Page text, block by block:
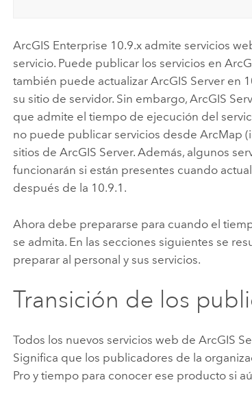
ArcGIS Enterprise 10.9.x admite servicios
servicio. Puede publicar los servicios en
también puede actualizarArcGIS Server en
su sitio de servidor. Sin embargo,ArcGIS
que admite el tiempo de ejecución del
no puede publicar servicios desdeArcMap
sitios deArcGIS Server. Además, algunos
funcionarán si están presentes cuando
después de la 10.9.1.
Ahora debe prepararse para cuando el
se admita. En las secciones siguientes se
preparar al personal y sus servicios.
Transición de los
Todos los nuevos servicios web deArcGIS
Significa que los publicadores de la
Pro y tiempo para conocer ese producto si